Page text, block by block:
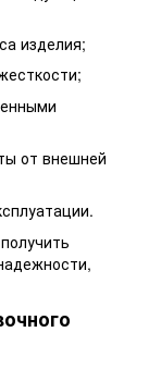
изделия;
от внешней